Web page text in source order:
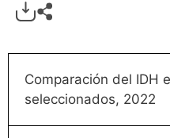
Comparación del IDH
seleccionados, 2022